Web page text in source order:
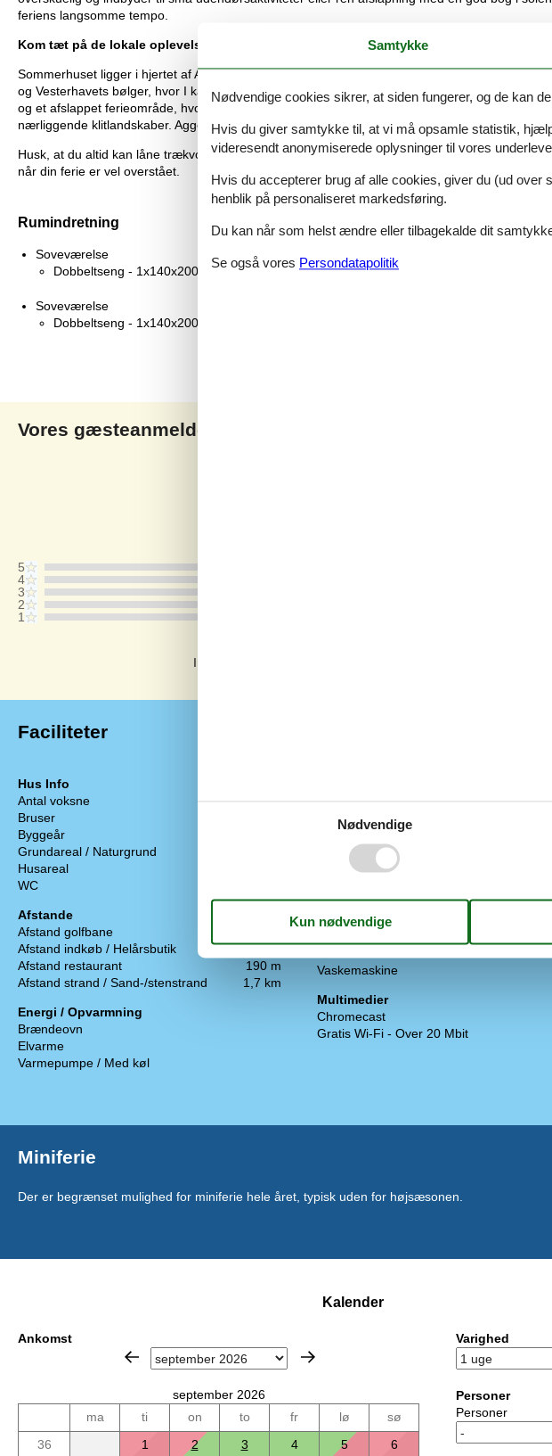
feriens langsomme tempo.
Kom tæt på de lokale oplevelser
Sommerhuset ligger i hjertet af Agger, en lille kystby omgivet af Nationalpark Thy. Kun en kort
og Vesterhavets bølger, hvor I kan tage en frisk dukkert eller gå lange ture langs kysten.
og et afslappet ferieområde, hvor naturen er i centrum. For de aktive er der gode muligheder
nærliggende klitlandskaber. Agger er et ideelt sted for dem, der ønsker at kombinere natur, ro
Husk, at du altid kan låne trækvogne, barnestole og barnesenge hos os i . Du kan hente dem
når din ferie er vel overstået.
Rumindretning
Soveværelse
Dobbeltseng - 1x140x200
Soveværelse
Dobbeltseng - 1x140x200
Vores gæsteanmeldelser
5
4
3
2
1
Ingen vurderinger har kommentarer.
Faciliteter
Hus Info
Antal voksne
4
Bruser
Byggeår
Grundareal / Naturgrund
Husareal
WC
Afstande
Afstand golfbane
Afstand indkøb / Helårsbutik
1,5 km
Afstand restaurant
190 m
Afstand strand / Sand-/stenstrand
1,7 km
Energi / Opvarmning
Brændeovn
Elvarme
Varmepumpe / Med køl
Elkedel
Emhætte
Kaffemaskine
Komfur
Køleskab med frys
Opvaskemaskine
Strygebræt
Vaskemaskine
Multimedier
Chromecast
Gratis Wi-Fi - Over 20 Mbit
Miniferie
Der er begrænset mulighed for miniferie hele året, typisk uden for højsæsonen.
Kalender
Ankomst
september 2026
ma
ti on to fr lø
sø
36
1 2 3 4 5
6
Varighed
Personer
Personer
Samtykke
Nødvendige cookies sikrer, at siden fungerer, og de kan
Hvis du giver samtykke til, at vi må opsamle statistik,
videresendt anonymiserede oplysninger til vores
Hvis du accepterer brug af alle cookies, giver du (ud
henblik på personaliseret markedsføring.
Du kan når som helst ændre eller tilbagekalde dit
Se også vores Persondatapolitik
Nødvendige